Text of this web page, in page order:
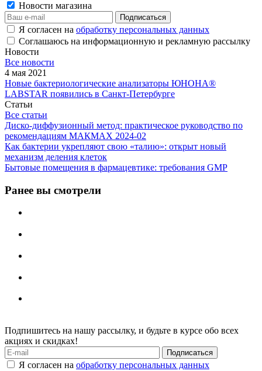
Новости магазина
Я согласен на обработку персональных данных
Соглашаюсь на информационную и рекламную рассылку
Новости
Все новости
4 мая 2021
Новые бактериологические анализаторы ЮНОНА®
LABSTAR появились в Санкт-Петербурге
Статьи
Все статьи
Диско-диффузионный метод: практическое руководство по
рекомендациям МАКМАХ 2024-02
Как бактерии укрепляют свою «талию»: открыт новый
механизм деления клеток
Бытовые помещения в фармацевтике: требования GMP
Ранее вы смотрели
Подпишитесь на нашу рассылку, и будьте в курсе обо всех
акциях и скидках!
Я согласен на обработку персональных данных